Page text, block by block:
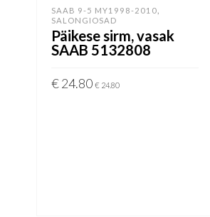
SAAB 9-5 MY1998-2010,
SALONGIOSAD
Päikese sirm, vasak
SAAB 5132808
€24.80 € 24.80